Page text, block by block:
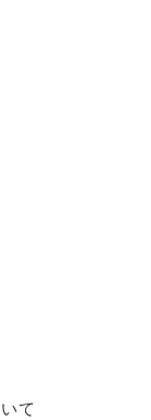
て